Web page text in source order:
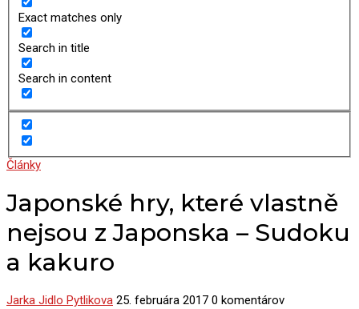
Exact matches only
Search in title
Search in content
Články
Japonské hry, které vlastně
nejsou z Japonska – Sudoku
a kakuro
Jarka Jidlo Pytlikova 25. februára 2017 0 komentárov